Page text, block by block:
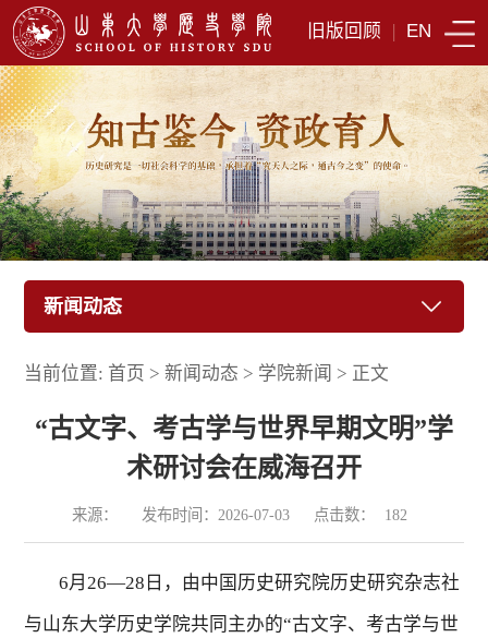
旧版回顾 | EN
新闻动态
当前位置: 首页 >新闻动态 > 学院新闻 > 正文
“古文字、考古学与世界早期文明”学
术研讨会在威海召开
来源： 发布时间：2026-07-03 点击数： 182
6月26—28 日，由中国历史研究院历史研究杂志社
与山东大学历史学院共同主办的“古文字、考古学与世